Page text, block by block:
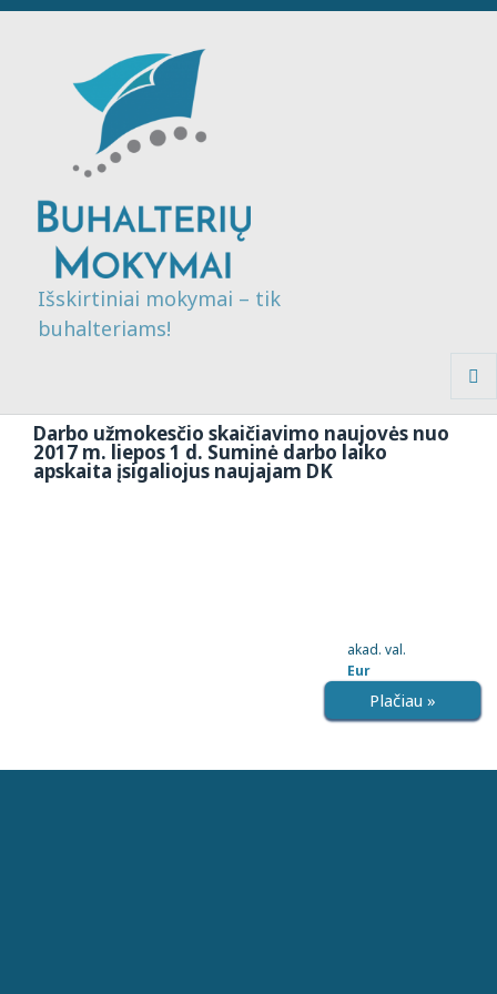
Išskirtiniai mokymai – tik
buhalteriams!
Darbo užmokesčio skaičiavimo naujovės nuo
2017 m. liepos 1 d. Suminė darbo laiko
apskaita įsigaliojus naujajam DK
akad. val.
Eur
Plačiau »